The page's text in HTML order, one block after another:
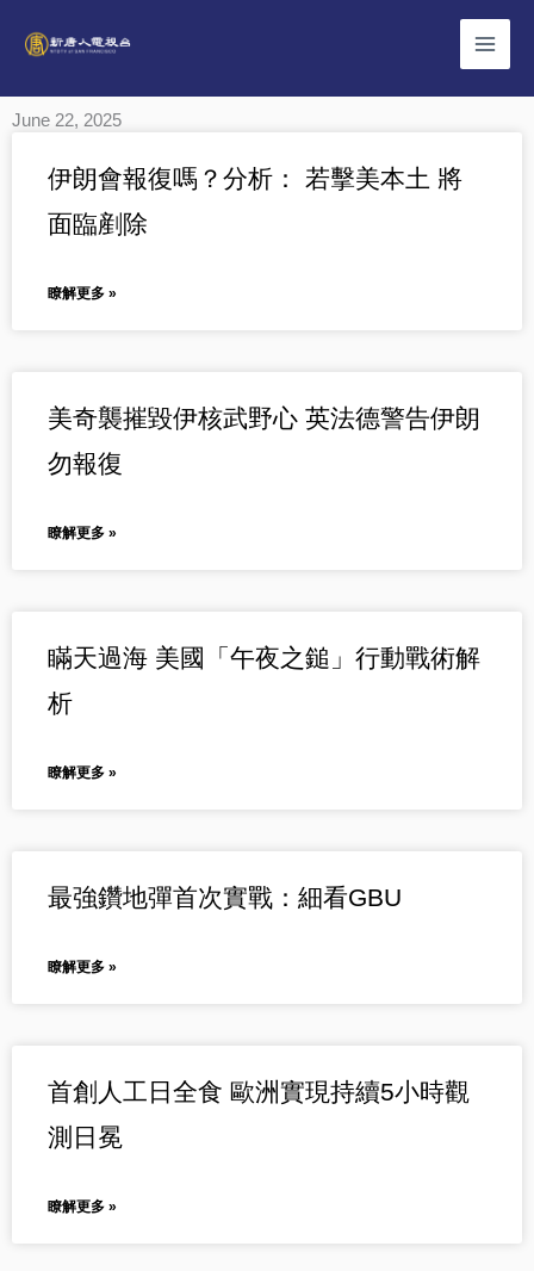
June 22, 2025
伊朗會報復嗎？分析： 若擊美本土 將
面臨剷除
瞭解更多 »
美奇襲摧毀伊核武野心 英法德警告伊朗
勿報復
瞭解更多 »
瞞天過海 美國「午夜之鎚」行動戰術解
析
瞭解更多 »
最強鑽地彈首次實戰：細看GBU
瞭解更多 »
首創人工日全食 歐洲實現持續5小時觀
測日冕
瞭解更多 »